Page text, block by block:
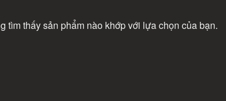
tìm thấy sản phẩm nào khớp với lựa chọn của bạn.